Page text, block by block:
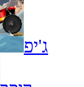
ג'יפ